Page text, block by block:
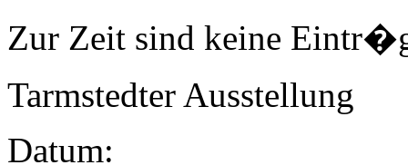
Zur Zeit sind keine
Tarmstedter Ausstellung
Datum: